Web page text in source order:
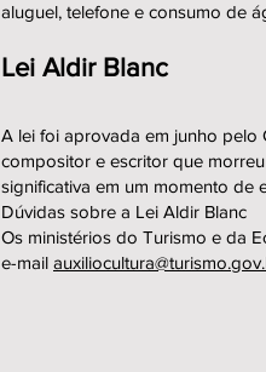
aluguel, telefone e consumo de
Lei Aldir Blanc
A lei foi aprovada em junho pelo
compositor e escritor que
significativa em um momento de
Dúvidas sobre a Lei Aldir Blanc
Os ministérios do Turismo e da
e-mail